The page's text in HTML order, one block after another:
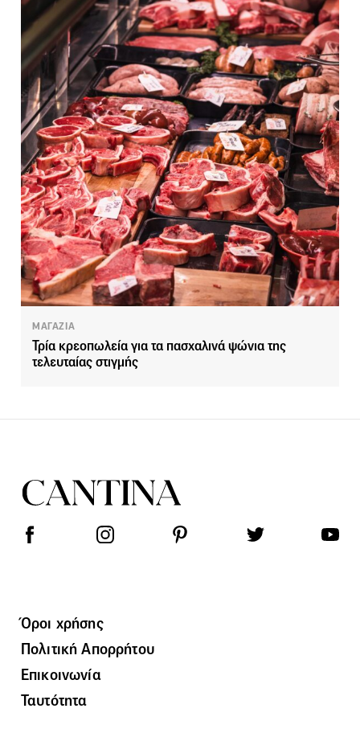
ΜΑΓΑΖΙΑ
Τρία κρεοπωλεία για τα πασχαλινά ψώνια της
τελευταίας στιγμής
Όροι χρήσης
Πολιτική Απορρήτου
Επικοινωνία
Ταυτότητα